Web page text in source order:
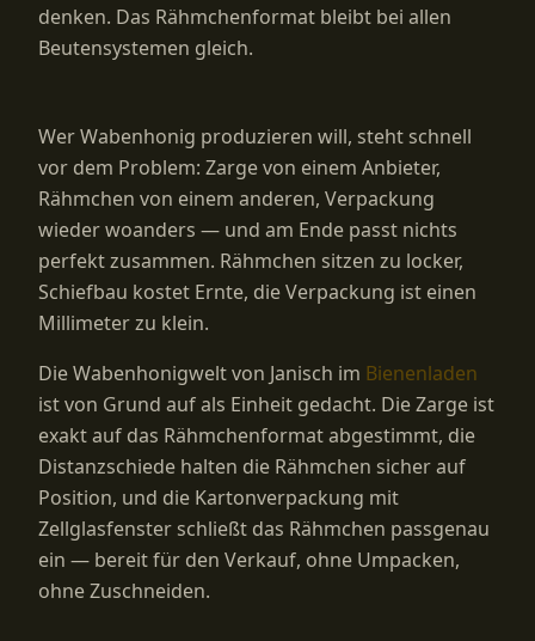
denken. Das Rähmchenformat bleibt bei allen
Beutensystemen gleich.
Wer Wabenhonig produzieren will, steht schnell
vor dem Problem: Zarge von einem Anbieter,
Rähmchen von einem anderen, Verpackung
wieder woanders — und am Ende passt nichts
perfekt zusammen. Rähmchen sitzen zu locker,
Schiefbau kostet Ernte, die Verpackung ist einen
Millimeter zu klein.
Die Wabenhonigwelt von Janisch im Bienenladen
ist von Grund auf als Einheit gedacht. Die Zarge ist
exakt auf das Rähmchenformat abgestimmt, die
Distanzschiede halten die Rähmchen sicher auf
Position, und die Kartonverpackung mit
Zellglasfenster schließt das Rähmchen passgenau
ein — bereit für den Verkauf, ohne Umpacken,
ohne Zuschneiden.